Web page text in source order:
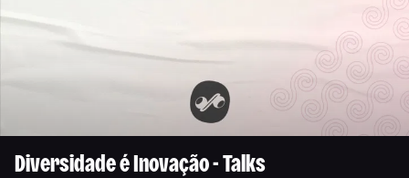
Diversidade é Inovação - Talks